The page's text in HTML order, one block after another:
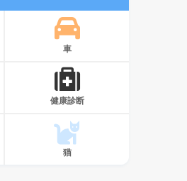
車
健康診断
猫